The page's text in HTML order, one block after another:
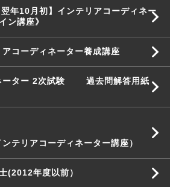
年10月初】インテリアコーディネー
ライン講座》
アコーディネーター養成講座
ーター 2次試験 過去問解答用紙
ーディネーター講座）
(2012年度以前）